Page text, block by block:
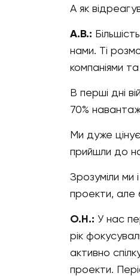
А як
А.В.:
нами. Ті
компаніями та
В перші дні
70%
Ми дуже
прийшли до
Зрозуміли ми
проекти, але
О.Н.: У нас
рік
активно
проекти.